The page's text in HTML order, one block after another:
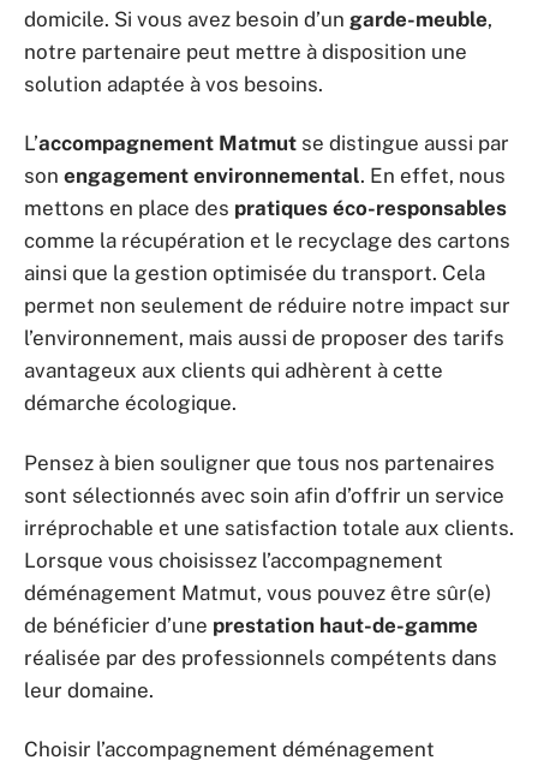
domicile. Si vous avez besoin d’un garde-meuble,
notre partenaire peut mettre à disposition une
solution adaptée à vos besoins.
L’accompagnement Matmut se distingue aussi par
son engagement environnemental. En effet, nous
mettons en place des pratiques éco-responsables
comme la récupération et le recyclage des cartons
ainsi que la gestion optimisée du transport. Cela
permet non seulement de réduire notre impact sur
l’environnement, mais aussi de proposer des tarifs
avantageux aux clients qui adhèrent à cette
démarche écologique.
Pensez à bien souligner que tous nos partenaires
sont sélectionnés avec soin afin d’offrir un service
irréprochable et une satisfaction totale aux clients.
Lorsque vous choisissez l’accompagnement
déménagement Matmut, vous pouvez être sûr(e)
de bénéficier d’une prestation haut-de-gamme
réalisée par des professionnels compétents dans
leur domaine.
Choisir l’accompagnement déménagement